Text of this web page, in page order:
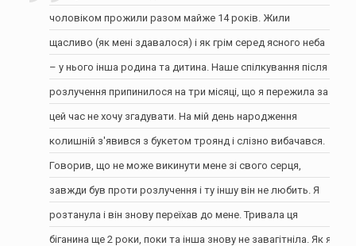
чоловіком прожили разом майже 14 років. Жили
щасливо (як мені здавалося) і як грім серед ясного неба
– у нього інша родина та дитина. Наше спілкування після
розлучення припинилося на три місяці, що я пережила за
цей час не хочу згадувати. На мій день народження
колишній з'явився з букетом троянд і слізно вибачався.
Говорив, що не може викинути мене зі свого серця,
завжди був проти розлучення і ту іншу він не любить. Я
розтанула і він знову переїхав до мене. Тривала ця
біганина ще 2 роки, поки та інша знову не завагітніла. Як я